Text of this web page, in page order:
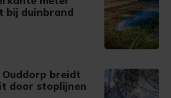
bij duinbrand
breidt
door stoplijnen